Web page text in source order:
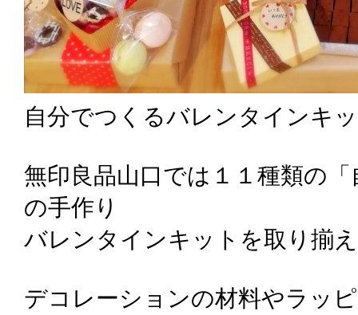
自分でつくるバレンタインキ
無印良品山口では１１種類の
の手作り
バレンタインキットを取り揃
デコレーションの材料やラッ